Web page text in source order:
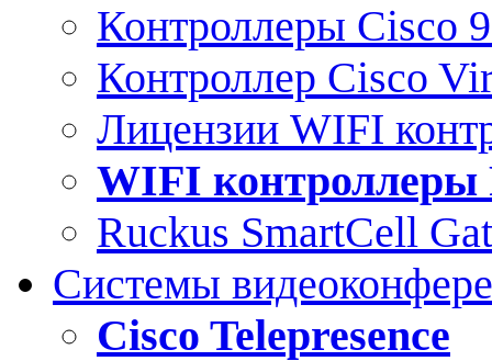
Контроллеры Cisco
Контроллер Cisco
Лицензии WIFI
WIFI контроллеры
Ruckus SmartCell
Системы
Cisco Telepresence